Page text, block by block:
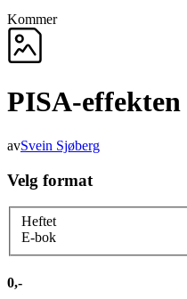
Kommer
PISA-
avSvein Sjøberg
Velg format
Heftet
E-bok
0,-